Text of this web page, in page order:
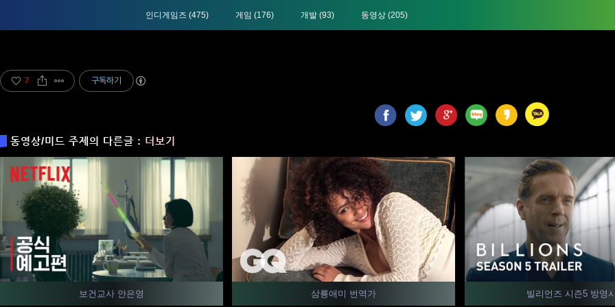
인디게임즈 (475) 게임 (176) 개발 (93) 동영상 (205)
7 구독하기
동영상/미드 주제의 다른글 : 더보기
보건교사 안은영 삼룡애미 번역가 빌리언즈 시즌5 방영